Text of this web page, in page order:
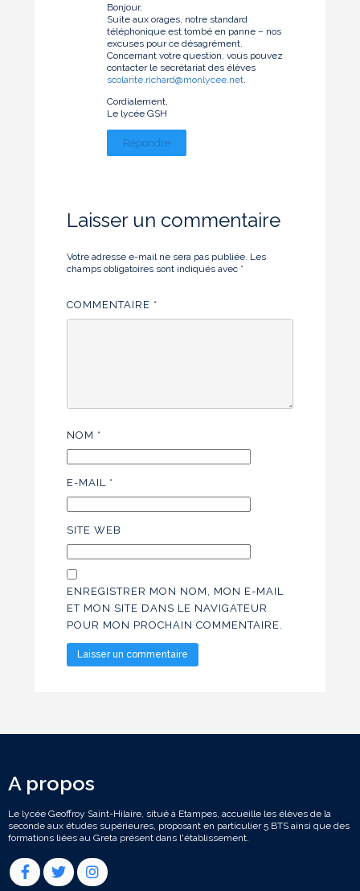
Bonjour,
Suite aux orages, notre standard
téléphonique est tombé en panne – nos
excuses pour ce désagrément.
Concernant votre question, vous pouvez
contacter le secrétariat des élèves
scolarite.richard@monlycee.net.
Cordialement,
Le lycée GSH
Répondre
Laisser un commentaire
Votre adresse e-mail ne sera pas publiée. Les
champs obligatoires sont indiqués avec *
COMMENTAIRE *
NOM *
E-MAIL *
SITE WEB
ENREGISTRER MON NOM, MON E-MAIL
ET MON SITE DANS LE NAVIGATEUR
POUR MON PROCHAIN COMMENTAIRE.
A propos
Le lycée Geoffroy Saint-Hilaire, situé à Etampes, accueille les élèves de la
seconde aux études supérieures, proposant en particulier 5 BTS ainsi que des
formations liées au Greta présent dans l'établissement.